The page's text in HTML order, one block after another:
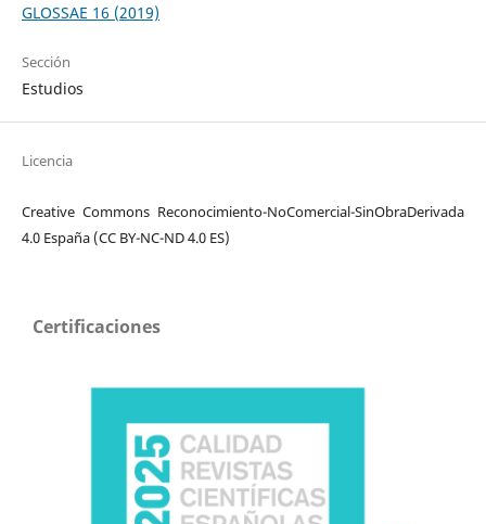
GLOSSAE 16 (2019)
Sección
Estudios
Licencia
Creative Commons Reconocimiento-NoComercial-SinObraDerivada
4.0 España (CC BY-NC-ND 4.0 ES)
Certificaciones